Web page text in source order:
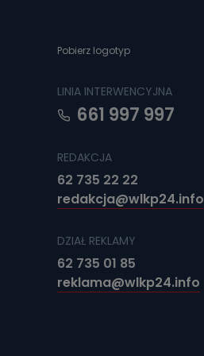
Pobierz logotyp
LINIA INTERWENCYJNA
661 997 997
REDAKCJA
62 735 22 22
redakcja@wlkp24.info
DZIAŁ REKLAMY
62 735 01 85
reklama@wlkp24.info